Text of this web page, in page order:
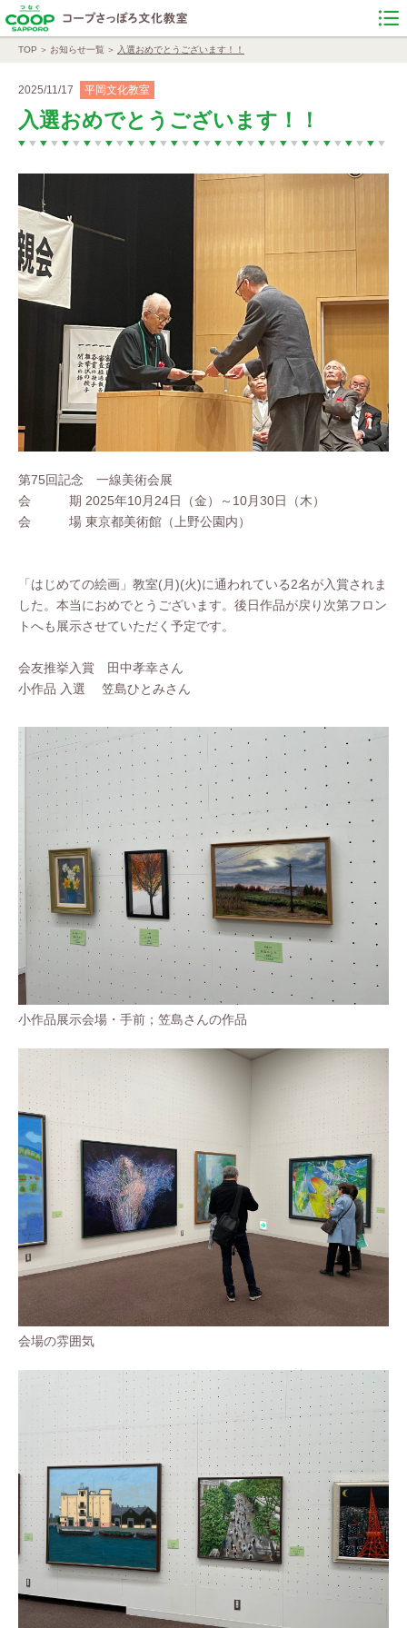
TOP お知らせ一覧 入選おめでとうございます！！
2025/11/17 平岡文化教室
入選おめでとうございます！！
第75回記念 一線美術会展
会 期 2025年10月24日（金）～10月30日（木）
会 場 東京都美術館（上野公園内）
「はじめての絵画」教室(月)(火)に通われている2名が入賞されま
した。本当におめでとうございます。後日作品が戻り次第フロン
トへも展示させていただく予定です。
会友推挙入賞 田中孝幸さん
小作品 入選 笠島ひとみさん
小作品展示会場・手前；笠島さんの作品
会場の雰囲気